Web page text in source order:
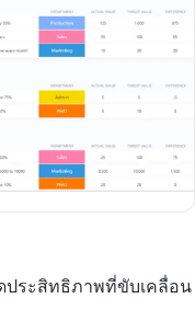
ประสิทธิภาพที่ขับเคลื่อน